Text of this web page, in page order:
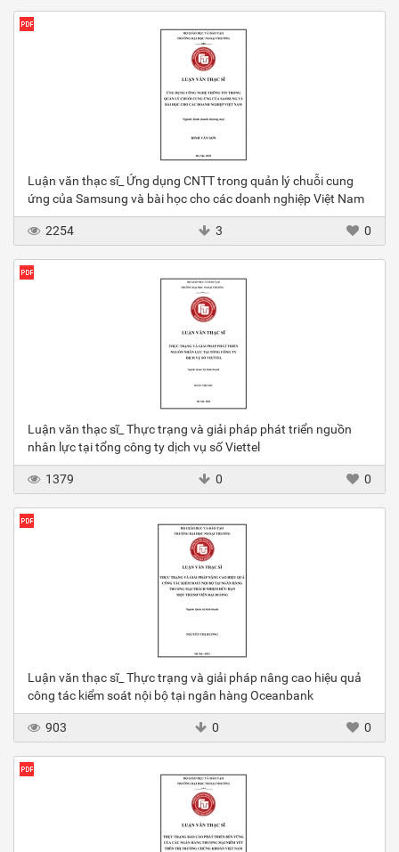
Luận văn thạc sĩ_ Ứng dụng CNTT trong quản lý chuỗi cung
ứng của Samsung và bài học cho các doanh nghiệp Việt Nam
2254 3 0
Luận văn thạc sĩ_ Thực trạng và giải pháp phát triển nguồn
nhân lực tại tổng công ty dịch vụ số Viettel
1379 0 0
Luận văn thạc sĩ_ Thực trạng và giải pháp nâng cao hiệu quả
công tác kiểm soát nội bộ tại ngân hàng Oceanbank
903 0 0